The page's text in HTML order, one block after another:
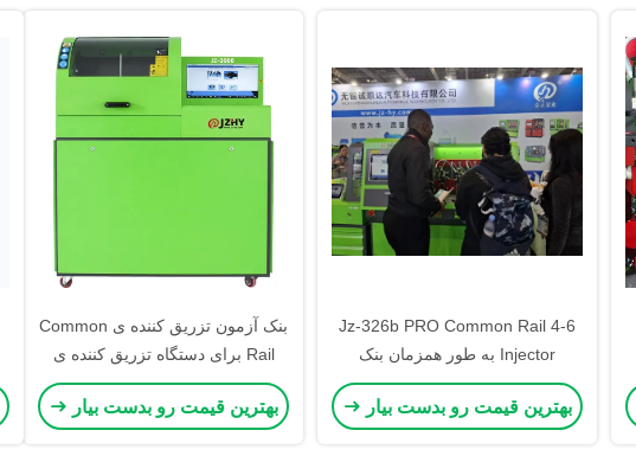
Jz-326b PRO Common Rail 4-6
Injector به طور همزمان بنک
آزمایش
بهترین قیمت رو بدست بیار
بنک آزمون تزریق کننده ی Common
Rail برای دستگاه تزریق کننده ی
شیر سولینوئید
بهترین قیمت رو بدست بیار